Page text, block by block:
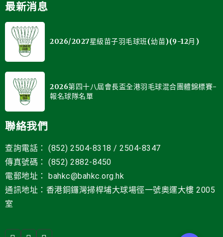
最新消息
2026/2027星級苗子羽毛球班(幼苗)(9-12月)
2026第四十八屆會長盃全港羽毛球混合團體錦標賽-
報名球隊名單
聯絡我們
查詢電話： (852) 2504-8318 / 2504-8347
傳真號碼： (852) 2882-8450
電郵地址 ： bahkc@bahkc.org.hk
通訊地址：香港銅鑼灣掃桿埔大球場徑一號奧運大樓 2005
室